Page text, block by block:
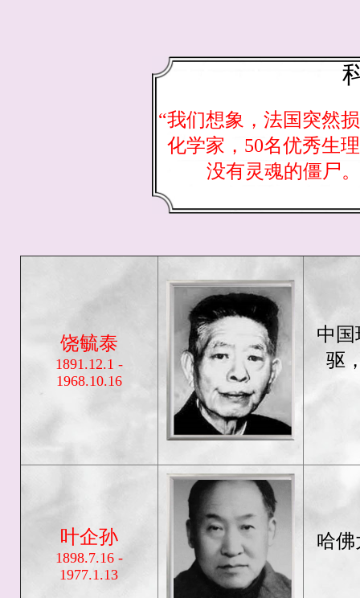
“我们想象，法国突然
化学家，50名优秀生
没有灵魂的僵尸
饶毓泰
1891.12.1 -
1968.10.16
中
驱
叶企孙
1898.7.16 -
1977.1.13
哈